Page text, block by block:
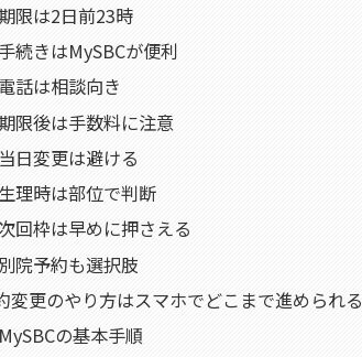
限は2日前23時
手続きはMySBCが便利
電話は相談向き
期限後は手数料に注意
当日変更は避ける
生理時は部位で判断
回枠は早めに押さえる
別院予約も選択肢
変更のやり方はスマホでどこまで進められ
MySBCの基本手順